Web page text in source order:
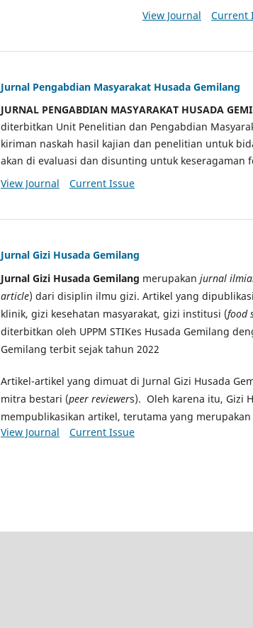
View Journal
Current
Jurnal Pengabdian Masyarakat Husada Gemilang
JURNAL PENGABDIAN MASYARAKAT HUSADA
diterbitkan Unit Penelitian dan Pengabdian
kiriman naskah hasil kajian dan penelitian untuk
akan di evaluasi dan disunting untuk keseragaman
View Journal
Current Issue
Jurnal Gizi Husada Gemilang
Jurnal Gizi Husada Gemilang merupakan jurnal
article) dari disiplin ilmu gizi. Artikel yang
klinik, gizi kesehatan masyarakat, gizi institusi (food
diterbitkan oleh UPPM STIKes Husada Gemilang
Gemilang terbit sejak tahun 2022
Artikel-artikel yang dimuat di Jurnal Gizi Husada
mitra bestari (peer reviewers). Oleh karena itu, Gizi
mempublikasikan artikel, terutama yang
View Journal
Current Issue